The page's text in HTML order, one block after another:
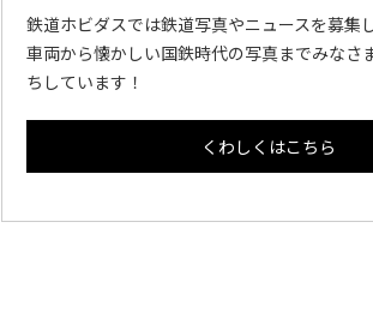
鉄道ホビダスでは鉄道写真やニュースを募集
車両から懐かしい国鉄時代の写真までみなさ
ちしています！
くわしくはこちら